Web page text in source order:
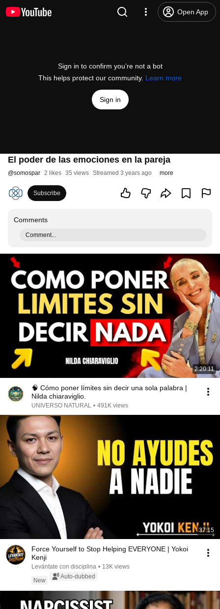
Open App
Sign in to confirm you’re not a bot
This helps protect our community. Learn more
Sign in
El poder de las emociones en la pareja
@somospar 2 likes 35 views Streamed 3 years ago more
Subscribe
Comments
Comment...
2:20:11
🧠 Cómo poner límites sin decir una sola palabra |
Nilda chiaraviglio.
UNIVERSO NATURAL • 491K views
37:15
Force Yourself to Stop Helping EVERYONE | Yokoi
Kenji
Levántate con disciplina • 13K views
New
Auto-dubbed